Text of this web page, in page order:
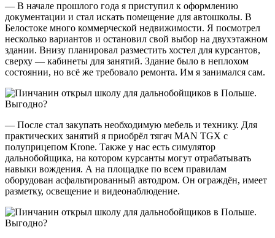
— В начале прошлого года я приступил к оформлению
документации и стал искать помещение для автошколы. В
Белостоке много коммерческой недвижимости. Я посмотрел
несколько вариантов и остановил свой выбор на двухэтажном
здании. Внизу планировал разместить хостел для курсантов,
сверху — кабинеты для занятий. Здание было в неплохом
состоянии, но всё же требовало ремонта. Им я занимался сам.
— После стал закупать необходимую мебель и технику. Для
практических занятий я приобрёл тягач MAN TGX c
полуприцепом Krone. Также у нас есть симулятор
дальнобойщика, на котором курсанты могут отрабатывать
навыки вождения. А на площадке по всем правилам
оборудован асфальтированный автодром. Он ограждён, имеет
разметку, освещение и видеонаблюдение.